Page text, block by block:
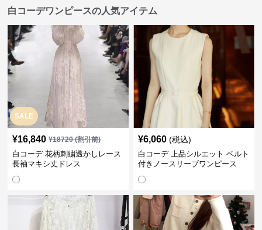
白コーデワンピースの人気アイテム
SALE
¥16,840 ¥18720(割引前)
白コーデ 花柄刺繍透かしレース
長袖マキシ丈ドレス
¥6,060 (税込)
白コーデ 上品シルエット ベルト
付きノースリーブワンピース